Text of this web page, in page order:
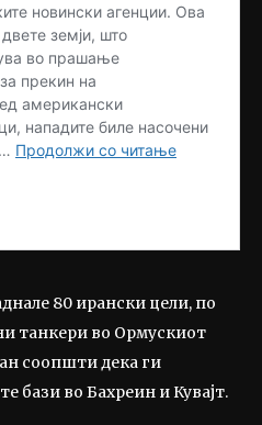
80 ирански цели, по
танкери во Ормускиот
соопшти дека ги
бази во Бахреин и Кувајт.